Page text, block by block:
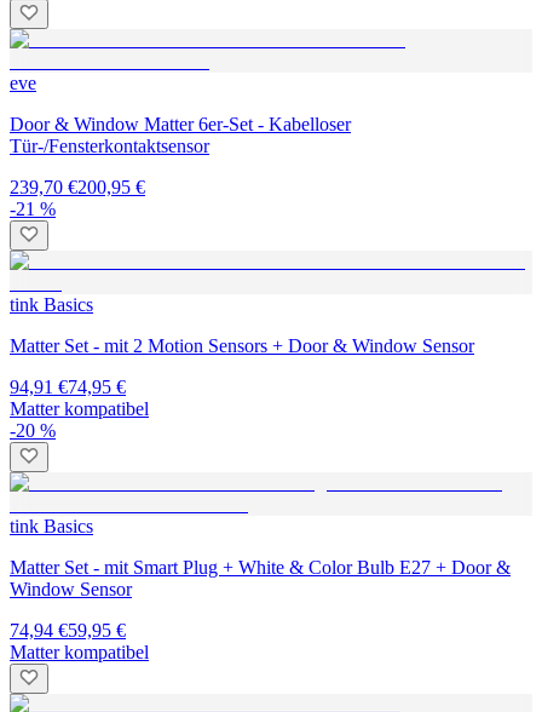
eve
Door & Window Matter 6er-Set - Kabelloser
Tür-/Fensterkontaktsensor
239,70 €200,95 €
-21 %
tink Basics
Matter Set - mit 2 Motion Sensors + Door & Window Sensor
94,91 €74,95 €
Matter kompatibel
-20 %
tink Basics
Matter Set - mit Smart Plug + White & Color Bulb E27 + Door &
Window Sensor
74,94 €59,95 €
Matter kompatibel